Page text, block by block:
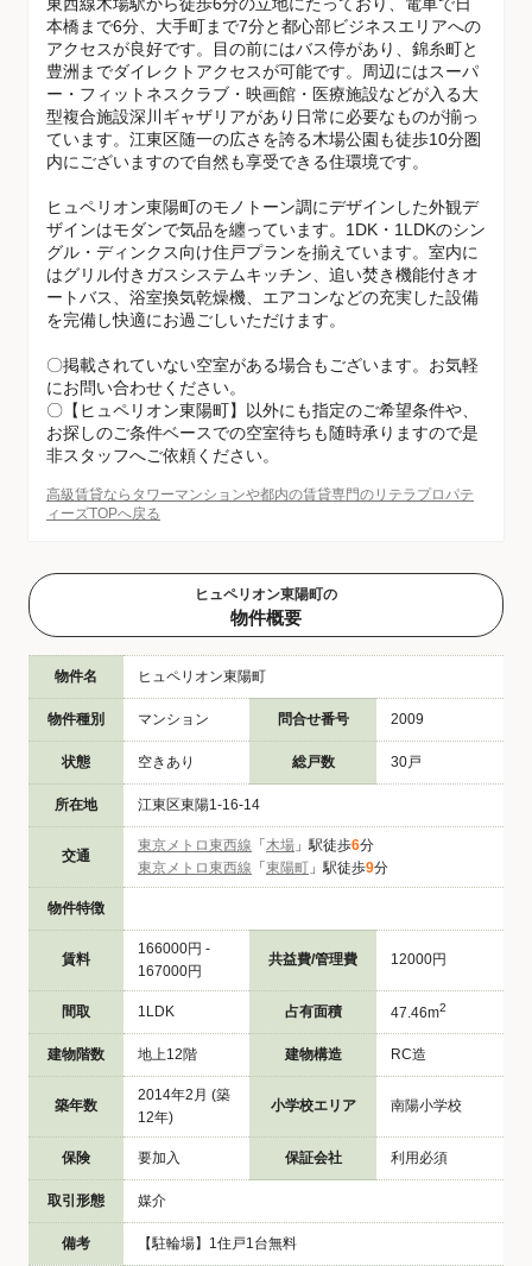
東西線木場駅から徒歩6分の立地にたっており、電車で日
本橋まで6分、大手町まで7分と都心部ビジネスエリアへの
アクセスが良好です。目の前にはバス停があり、錦糸町と
豊洲までダイレクトアクセスが可能です。周辺にはスーパ
ー・フィットネスクラブ・映画館・医療施設などが入る大
型複合施設深川ギャザリアがあり日常に必要なものが揃っ
ています。江東区随一の広さを誇る木場公園も徒歩10分圏
内にございますので自然も享受できる住環境です。
ヒュペリオン東陽町のモノトーン調にデザインした外観デ
ザインはモダンで気品を纏っています。1DK・1LDKのシン
グル・ディンクス向け住戸プランを揃えています。室内に
はグリル付きガスシステムキッチン、追い焚き機能付きオ
ートバス、浴室換気乾燥機、エアコンなどの充実した設備
を完備し快適にお過ごしいただけます。
〇掲載されていない空室がある場合もございます。お気軽
にお問い合わせください。
〇【ヒュペリオン東陽町】以外にも指定のご希望条件や、
お探しのご条件ベースでの空室待ちも随時承りますので是
非スタッフへご依頼ください。
高級賃貸ならタワーマンションや都内の賃貸専門のリテラプロパテ
ィーズTOPへ戻る
ヒュペリオン東陽町の
物件概要
物件名 ヒュペリオン東陽町
物件種別 マンション 問合せ番号 2009
状態 空きあり 総戸数 30戸
所在地 江東区東陽1-16-14
交通
東京メトロ東西線 「 木場 」駅徒歩6分
東京メトロ東西線 「 東陽町 」駅徒歩9分
物件特徴
賃料
166000円 -
167000円
共益費/管理費 12000円
間取 1LDK 占有面積 47.46m2
建物階数 地上12階 建物構造 RC造
築年数
2014年2月 (築
12年)
小学校エリア 南陽小学校
保険 要加入 保証会社 利用必須
取引形態 媒介
備考 【駐輪場】1住戸1台無料